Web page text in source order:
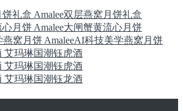
Amalee双层燕窝月饼礼盒
Amalee大闸蟹黄流心月饼
AmaleeAI科技美学燕窝月饼
艾玛琳国潮钰虎酒
艾玛琳国潮钰虎酒
艾玛琳国潮钰龙酒